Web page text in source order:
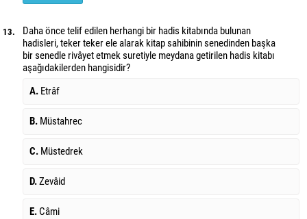
13.
Daha önce telif edilen herhangi bir hadis kitabında bulunan
hadisleri, teker teker ele alarak kitap sahibinin senedinden başka
bir senedle rivâyet etmek suretiyle meydana getirilen hadis kitabı
aşağıdakilerden hangisidir?
A. Etrâf
B. Müstahrec
C. Müstedrek
D.Zevâid
E.Câmi